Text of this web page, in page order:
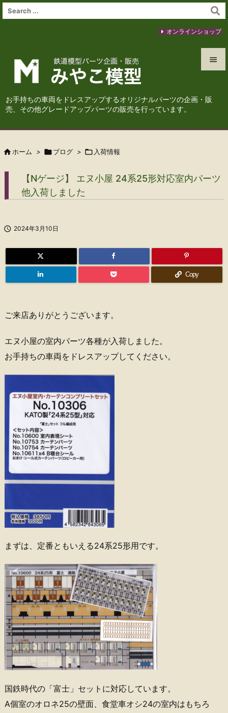
お手持ちの車両をドレスアップするオリジナルパーツの企画・販
売、その他グレードアップパーツの販売を行っています。




オンラインショップ
 ホーム > ブログ >  入荷情報
【Nゲージ】 エヌ小屋 24系25形対応室内パーツ
他入荷しました
 2024年3月10日
Copy
ご来店ありがとうございます。
エヌ小屋の室内パーツ各種が入荷しました。
お手持ちの車両をドレスアップしてください。
まずは、定番ともいえる24系25形用です。
国鉄時代の「富士」セットに対応しています。
A個室のオロネ25の壁面、食堂車オシ24の室内はもちろ